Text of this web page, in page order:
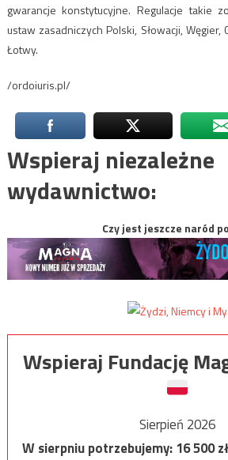
gwarancje konstytucyjne. Regulacje takie
ustaw zasadniczych Polski, Słowacji, Węgier,
Łotwy.
/ordoiuris.pl/
Wspieraj niezależne
wydawnictwo:
Czy jest jeszcze naród
Wspieraj Fundację
Sierpień 2026
W sierpniu potrzebujemy:16 500